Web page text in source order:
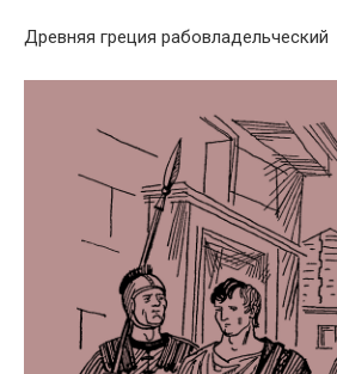
Древняя греция рабовладельческий